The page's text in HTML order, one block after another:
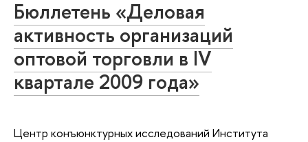
Бюллетень «Деловая
активность организаций
оптовой торговли в IV
квартале 2009 года»
Центр конъюнктурных исследований Института